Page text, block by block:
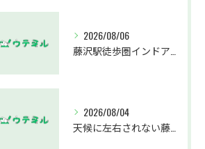
2026/08/06
2026/08/04